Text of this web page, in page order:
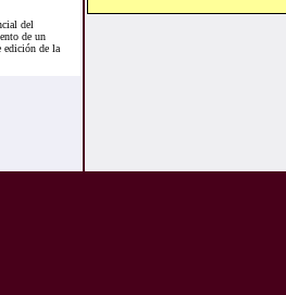
del
de un
edición de la